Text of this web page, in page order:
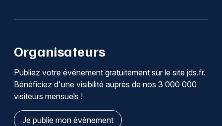
Organisateurs
Publiez votre événement gratuitement sur le site jds.fr.
Bénéficiez d'une visibilité auprès de nos 3 000 000
visiteurs mensuels !
Je publie mon événement